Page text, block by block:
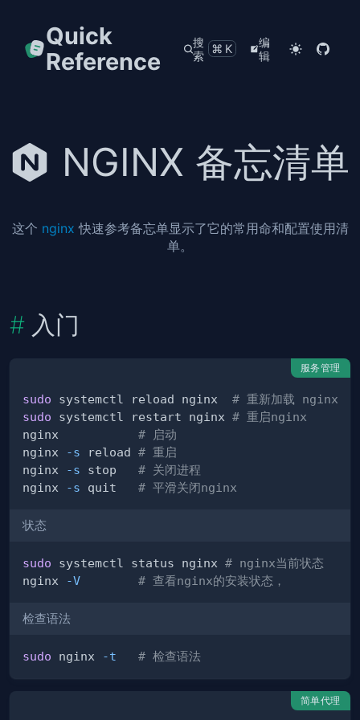
Quick
Reference
搜
索
⌘K
编
辑
NGINX 备忘清单
这个 nginx 快速参考备忘单显示了它的常用命和配置使用清
单。
入门
服务管理
sudo systemctl reload nginx # 重新加载 nginx
sudo systemctl restart nginx # 重启nginx
nginx # 启动
nginx
-s reload # 重启
nginx
-s stop # 关闭进程
nginx
-s quit # 平滑关闭nginx
状态
sudo systemctl status nginx # nginx当前状态
nginx
-V # 查看nginx的安装状态，
检查语法
sudo nginx -t # 检查语法
简单代理